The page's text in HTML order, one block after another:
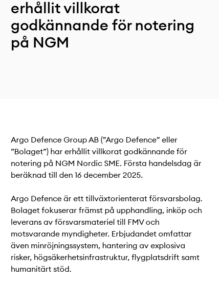
Varför koppla upp sig?
Medlemmar
erhållit villkorat
godkännande för notering
på NGM
Argo Defence Group AB (”Argo Defence” eller
”Bolaget”) har erhållit villkorat godkännande för
notering på NGM Nordic SME. Första handelsdag är
beräknad till den 16 december 2025.
Argo Defence är ett tillväxtorienterat försvarsbolag.
Bolaget fokuserar främst på upphandling, inköp och
leverans av försvarsmateriel till FMV och
motsvarande myndigheter. Erbjudandet omfattar
även minröjningssystem, hantering av explosiva
risker, högsäkerhetsinfrastruktur, flygplatsdrift samt
humanitärt stöd.